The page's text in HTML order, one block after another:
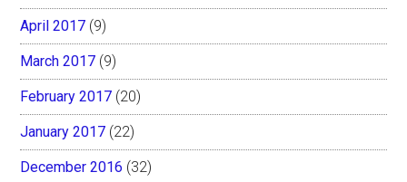
April 2017 (9)
March 2017 (9)
February 2017 (20)
January 2017 (22)
December 2016 (32)